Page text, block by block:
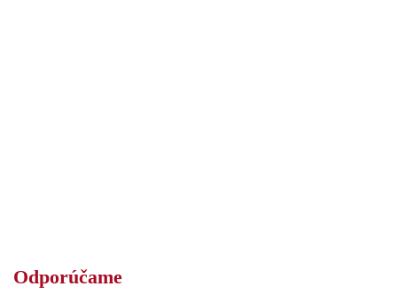
Odporúčame